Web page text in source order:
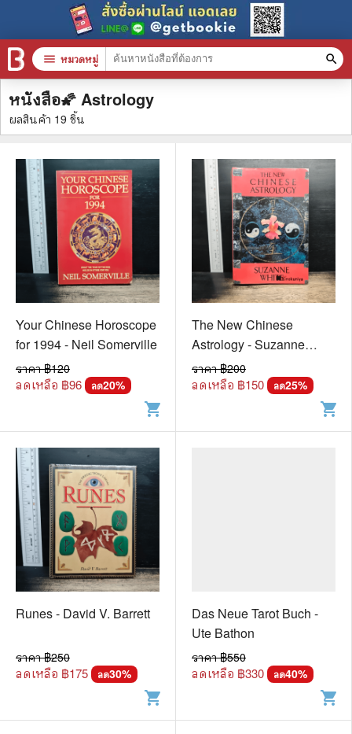
หนังสือ🌠 Astrology
filter_alt
ผลสินค้า 19 ชิ้น
Your Chinese Horoscope
for 1994 - Neil Somerville
ราคา ฿120
ลดเหลือ ฿96 ลด20%
shopping_cart
The New Chinese
Astrology - Suzanne
White
ราคา ฿200
ลดเหลือ ฿150 ลด25%
shopping_cart
Runes - David V. Barrett
ราคา ฿250
ลดเหลือ ฿175 ลด30%
shopping_cart
Das Neue Tarot Buch -
Ute Bathon
ราคา ฿550
ลดเหลือ ฿330 ลด40%
shopping_cart
menu หมวดหมู่ search
หมวดหมู่สินค้า
หนังสือทั้งหมด
สินค้าใช้เฉพาะแต้มเท่านั้น
📚 หนังสือทั่วไป
🦄 วรรณกรรม นิยาย เรื่องสั้น
🎓 การศึกษา
😼 หนังสือการ์ตูน
🐲 หนังสือเด็ก
📕 นิตยสาร
🎲 Board Game
📅 สินค้าอื่นๆ